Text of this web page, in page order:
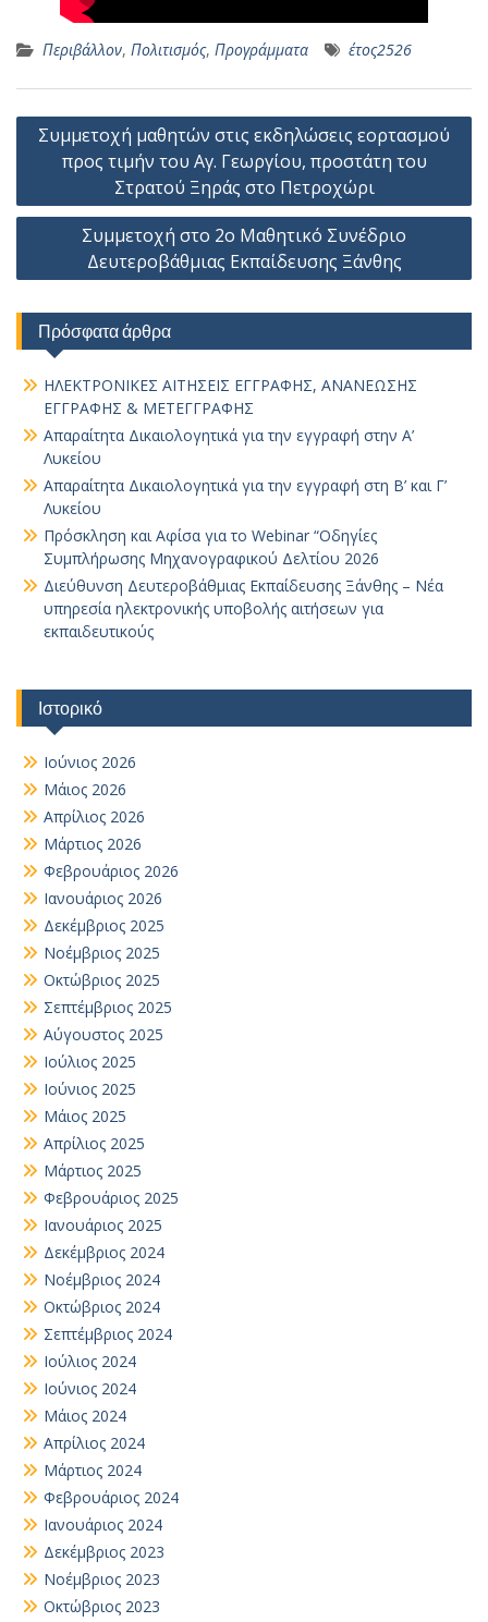
Περιβάλλον, Πολιτισμός, Προγράμματα έτος2526
Πλοήγηση
άρθρων
Συμμετοχή μαθητών στις εκδηλώσεις εορτασμού
προς τιμήν του Αγ. Γεωργίου, προστάτη του
Στρατού Ξηράς στο Πετροχώρι
Συμμετοχή στο 2ο Μαθητικό Συνέδριο
Δευτεροβάθμιας Εκπαίδευσης Ξάνθης
Πρόσφατα άρθρα
ΗΛΕΚΤΡΟΝΙΚΕΣ ΑΙΤΗΣΕΙΣ ΕΓΓΡΑΦΗΣ, ΑΝΑΝΕΩΣΗΣ
ΕΓΓΡΑΦΗΣ & ΜΕΤΕΓΓΡΑΦΗΣ
Απαραίτητα Δικαιολογητικά για την εγγραφή στην Α’
Λυκείου
Απαραίτητα Δικαιολογητικά για την εγγραφή στη Β’ και Γ’
Λυκείου
Πρόσκληση και Αφίσα για το Webinar “Οδηγίες
Συμπλήρωσης Μηχανογραφικού Δελτίου 2026
Διεύθυνση Δευτεροβάθμιας Εκπαίδευσης Ξάνθης – Νέα
υπηρεσία ηλεκτρονικής υποβολής αιτήσεων για
εκπαιδευτικούς
Ιστορικό
Ιούνιος 2026
Μάιος 2026
Απρίλιος 2026
Μάρτιος 2026
Φεβρουάριος 2026
Ιανουάριος 2026
Δεκέμβριος 2025
Νοέμβριος 2025
Οκτώβριος 2025
Σεπτέμβριος 2025
Αύγουστος 2025
Ιούλιος 2025
Ιούνιος 2025
Μάιος 2025
Απρίλιος 2025
Μάρτιος 2025
Φεβρουάριος 2025
Ιανουάριος 2025
Δεκέμβριος 2024
Νοέμβριος 2024
Οκτώβριος 2024
Σεπτέμβριος 2024
Ιούλιος 2024
Ιούνιος 2024
Μάιος 2024
Απρίλιος 2024
Μάρτιος 2024
Φεβρουάριος 2024
Ιανουάριος 2024
Δεκέμβριος 2023
Νοέμβριος 2023
Οκτώβριος 2023